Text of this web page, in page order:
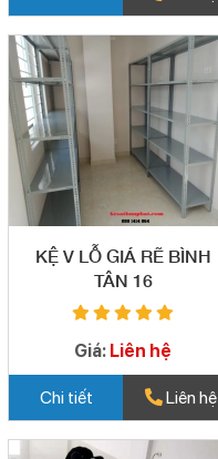
KỆ V LỖ GIÁ RẼ BÌNH
TÂN 16
Giá: Liên hệ
Chi tiết Liên hệ